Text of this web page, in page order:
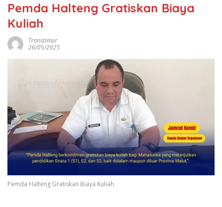
Pemda Halteng Gratiskan Biaya
Kuliah
Transtimur
26/05/2025
Pemda Halteng Gratiskan Biaya Kuliah